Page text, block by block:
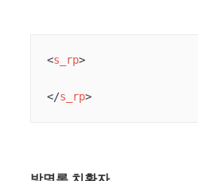
<s_rp>
</s_rp>